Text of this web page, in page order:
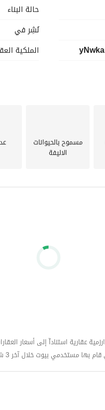
حالة البناء
نُشِر في
الملكية
مسموح بالحيوانات
الاليفة
عقارية استناداّ إلى أسعار
بها مستخدمي بيوت خلال آخر 3 شهور.